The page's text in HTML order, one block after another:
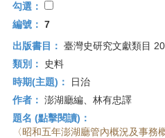
勾選：
編號： 7
出版書目： 臺灣史研究文獻類目
類別：
史料
時期(主題)：
日治
作者： 澎湖廳編、林有忠譯
題名 (點擊閱讀)：
〈昭和五年澎湖廳管內概況及事務